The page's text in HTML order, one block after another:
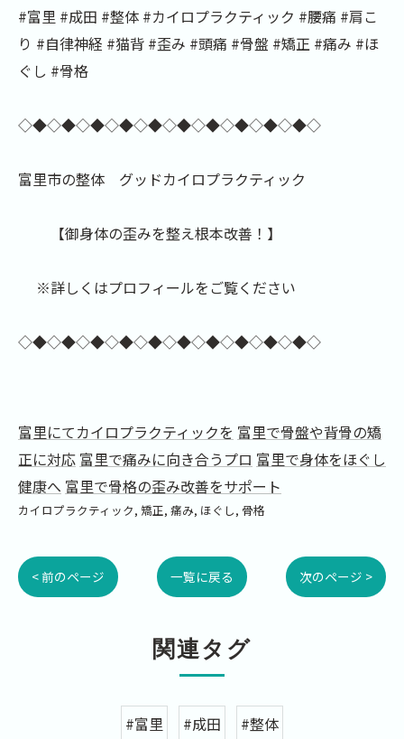
#富里 #成田 #整体 #カイロプラクティック #腰痛 #肩こ
り #自律神経 #猫背 #歪み #頭痛 #骨盤 #矯正 #痛み #ほ
ぐし #骨格
◇◆◇◆◇◆◇◆◇◆◇◆◇◆◇◆◇◆◇◆◇
富里市の整体 グッドカイロプラクティック
【御身体の歪みを整え根本改善！】
※詳しくはプロフィールをご覧ください
◇◆◇◆◇◆◇◆◇◆◇◆◇◆◇◆◇◆◇◆◇
富里にてカイロプラクティックを 富里で骨盤や背骨の矯
正に対応 富里で痛みに向き合うプロ 富里で身体をほぐし
健康へ 富里で骨格の歪み改善をサポート
カイロプラクティック 矯正 痛み ほぐし 骨格
< 前のページ 一覧に戻る 次のページ >
関連タグ
#富里 #成田 #整体